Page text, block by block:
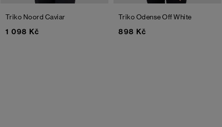
Triko Noord Caviar
1 098 Kč
Triko OdenseOff White
898 Kč